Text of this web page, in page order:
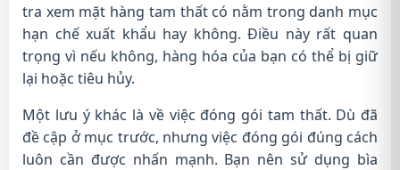
tra xem mặt hàng tam thất có nằm trong danh mục
hạn chế xuất khẩu hay không. Điều này rất quan
trọng vì nếu không, hàng hóa của bạn có thể bị giữ
lại hoặc tiêu hủy.
Một lưu ý khác là về việc đóng gói tam thất. Dù đã
đề cập ở mục trước, nhưng việc đóng gói đúng cách
luôn cần được nhấn mạnh. Bạn nên sử dụng bìa